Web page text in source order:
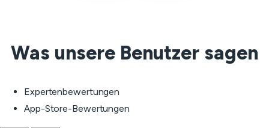
Was unsere Benutzer sagen
Expertenbewertungen
App-Store-Bewertungen